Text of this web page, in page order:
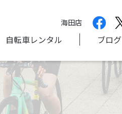
海田店
自転車レンタル ブログ